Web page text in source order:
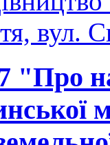
вул.
"Про